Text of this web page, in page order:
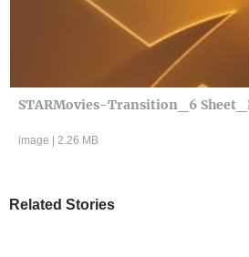
STARMovies-Transition_6
image 2.26 MB
Related Stories